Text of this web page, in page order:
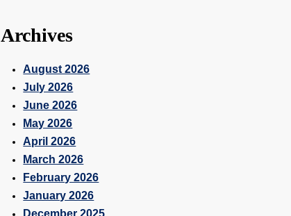
Archives
August 2026
July 2026
June 2026
May 2026
April 2026
March 2026
February 2026
January 2026
December 2025